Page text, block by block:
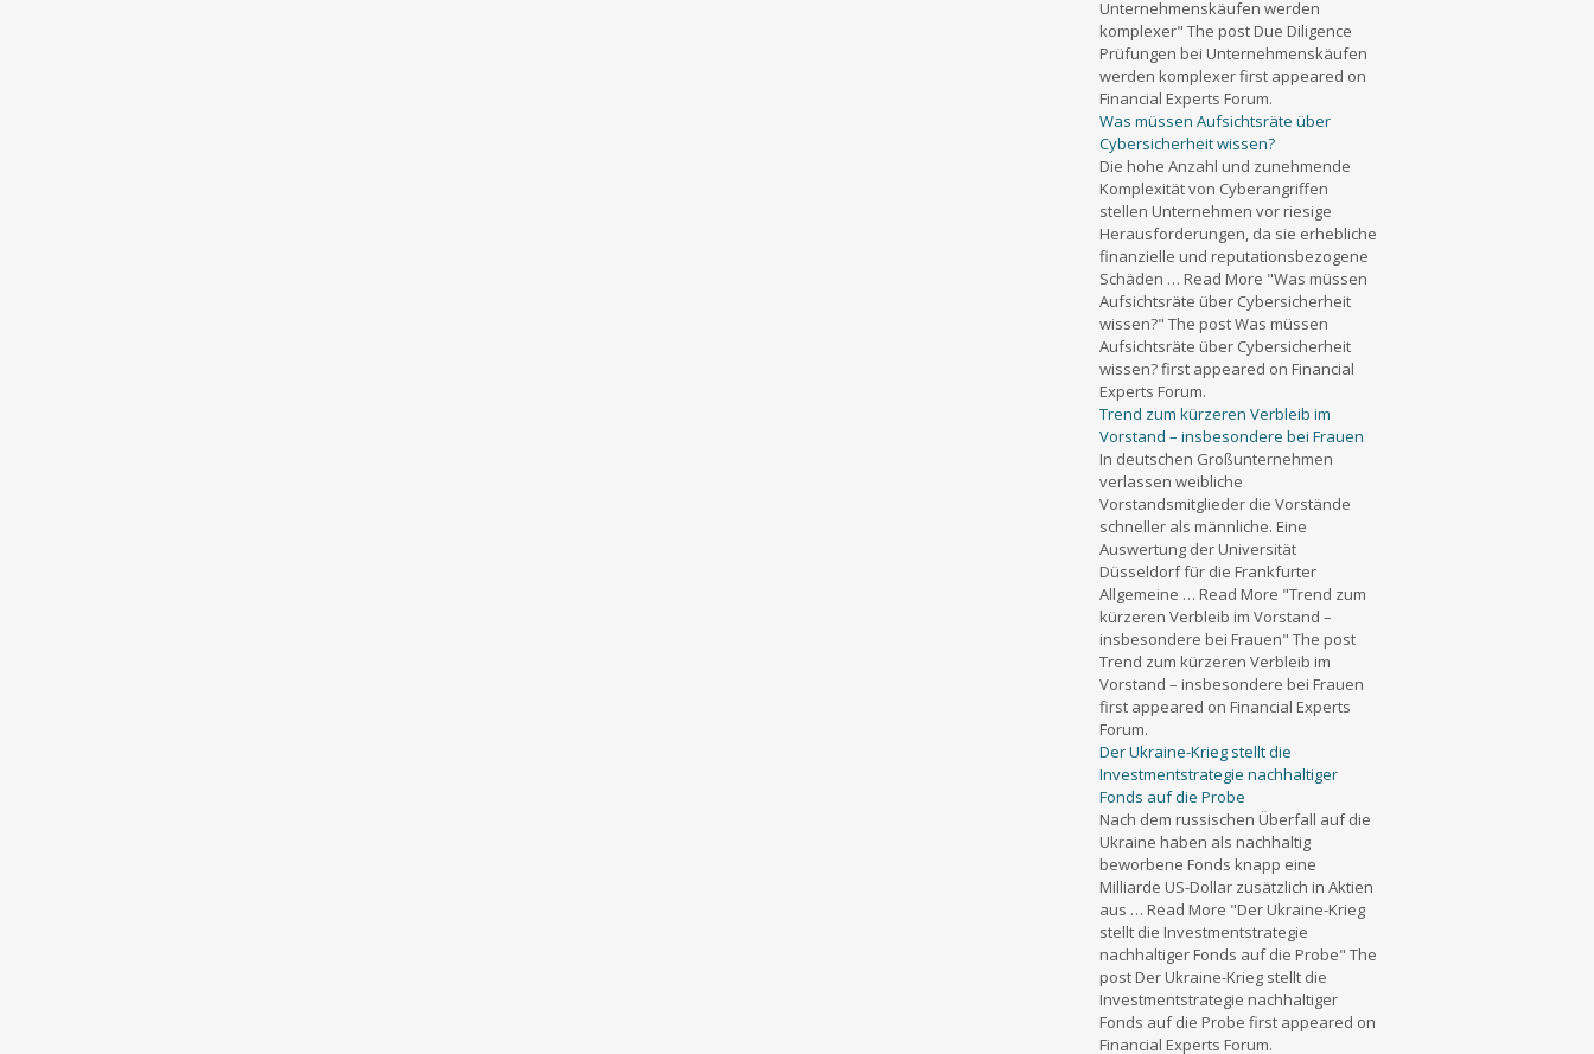
Unternehmenskäufen werden
komplexer" The post Due Diligence
Prüfungen bei Unternehmenskäufen
werden komplexer first appeared on
Financial Experts Forum.
Was müssen Aufsichtsräte über
Cybersicherheit wissen?
Die hohe Anzahl und zunehmende
Komplexität von Cyberangriffen
stellen Unternehmen vor riesige
Herausforderungen, da sie erhebliche
finanzielle und reputationsbezogene
Schäden … Read More "Was müssen
Aufsichtsräte über Cybersicherheit
wissen?" The post Was müssen
Aufsichtsräte über Cybersicherheit
wissen? first appeared on Financial
Experts Forum.
Trend zum kürzeren Verbleib im
Vorstand – insbesondere bei Frauen
In deutschen Großunternehmen
verlassen weibliche
Vorstandsmitglieder die Vorstände
schneller als männliche. Eine
Auswertung der Universität
Düsseldorf für die Frankfurter
Allgemeine … Read More "Trend zum
kürzeren Verbleib im Vorstand –
insbesondere bei Frauen" The post
Trend zum kürzeren Verbleib im
Vorstand – insbesondere bei Frauen
first appeared on Financial Experts
Forum.
Der Ukraine-Krieg stellt die
Investmentstrategie nachhaltiger
Fonds auf die Probe
Nach dem russischen Überfall auf die
Ukraine haben als nachhaltig
beworbene Fonds knapp eine
Milliarde US-Dollar zusätzlich in Aktien
aus … Read More "Der Ukraine-Krieg
stellt die Investmentstrategie
nachhaltiger Fonds auf die Probe" The
post Der Ukraine-Krieg stellt die
Investmentstrategie nachhaltiger
Fonds auf die Probe first appeared on
Financial Experts Forum.